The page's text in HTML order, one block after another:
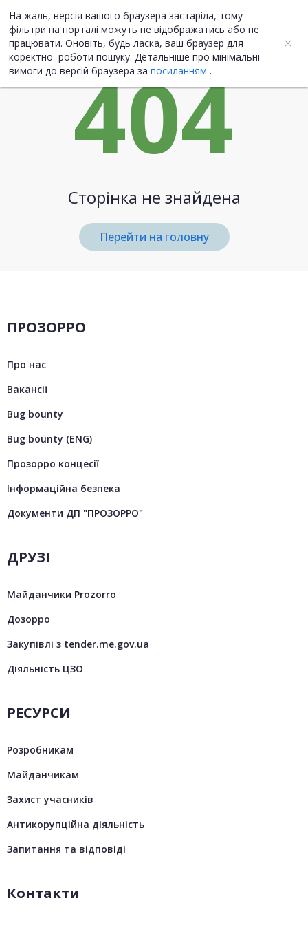
На жаль, версія вашого браузера застаріла, тому
фільтри на порталі можуть не відображатись або не
працювати. Оновіть, будь ласка, ваш браузер для
коректної роботи пошуку. Детальніше про мінімальні
вимоги до версій браузера за посиланням .
UA ENG
404
Сторінка не знайдена
Перейти на головну
ПРОЗОРРО
Про нас
Вакансії
Bug bounty
Bug bounty (ENG)
Прозорро концесії
Інформаційна безпека
Документи ДП "ПРОЗОРРО"
ДРУЗІ
Майданчики Prozorro
Дозорро
Закупівлі з tender.me.gov.ua
Діяльність ЦЗО
РЕСУРСИ
Розробникам
Майданчикам
Захист учасників
Антикорупційна діяльність
Запитання та відповіді
Контакти